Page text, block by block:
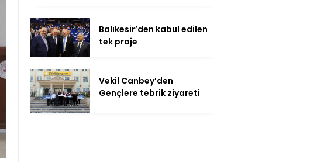
Balıkesir’den kabul edilen
tek proje
Vekil Canbey’den
Gençlere tebrik ziyareti